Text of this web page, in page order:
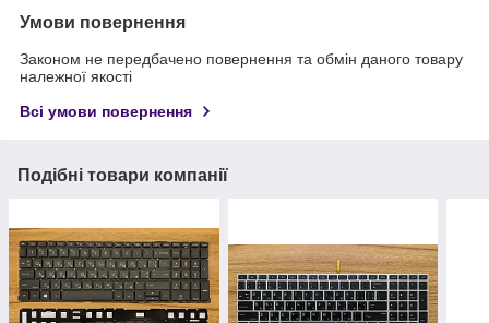
Умови повернення
Законом не передбачено повернення та обмін даного товару
належної якості
Всі умови повернення
Подібні товари компанії